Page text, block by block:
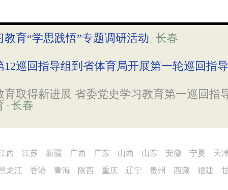
育“学思践悟”专题调研活动 - 长春
巡回指导组到省体育局开展第一轮巡回指导
取得新进展 省委党史学习教育第一巡回指
- 长春
天
宁夏
安徽
山东
山西
广东
广西
新疆
江苏
西
福建
西藏
贵州
辽宁
重庆
陕西
青海
香港
龙江